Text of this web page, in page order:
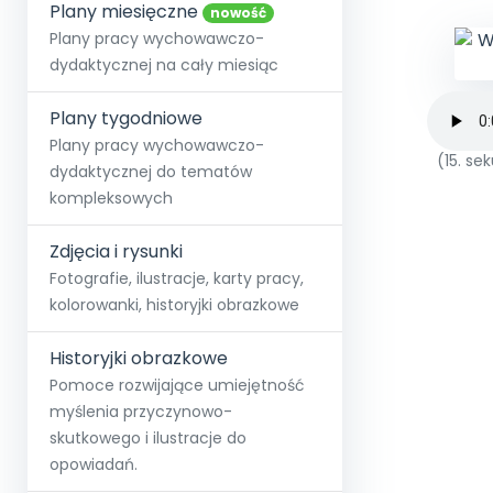
Społeczność
+48 12 631 04 10
kontakt@blizejprzedszkola.pl
O miesięczniku
Strona główna
O Akademii
Akademia
Poznaj pakiet MAX
Testuj przez 7 dni Pełen
Wszystkie projekty
Skontaktuj się
Dodaj wpis
Plany miesięczne nowość
Plany pracy wychowawczo-
dydaktycznej na cały miesiąc
Plany tygodniowe
Plany pracy wychowawczo-
dydaktycznej do tematów
kompleksowych
Zdjęcia i rysunki
Fotografie, ilustracje, karty pracy,
kolorowanki, historyjki obrazkowe
Historyjki obrazkowe
Pomoce rozwijające umiejętność
myślenia przyczynowo-
skutkowego i ilustracje do
opowiadań.
(15.